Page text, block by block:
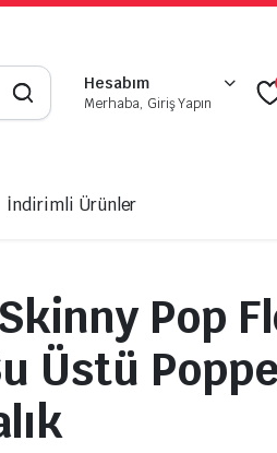
Hesabım
Merhaba, Giriş Yapın
İndirimli Ürünler
Pop
Üstü